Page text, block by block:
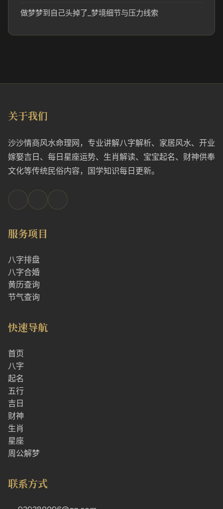
做梦梦到自己头掉了_梦境细节与压力线索
关于我们
沙沙情商风水命理网，专业讲解八字解析、家居风水、开业
嫁娶吉日、每日星座运势、生肖解读、宝宝起名、财神供奉
文化等传统民俗内容，国学知识每日更新。
服务项目
八字排盘
八字合婚
黄历查询
节气查询
快速导航
首页
八字
起名
五行
吉日
财神
生肖
星座
周公解梦
联系方式